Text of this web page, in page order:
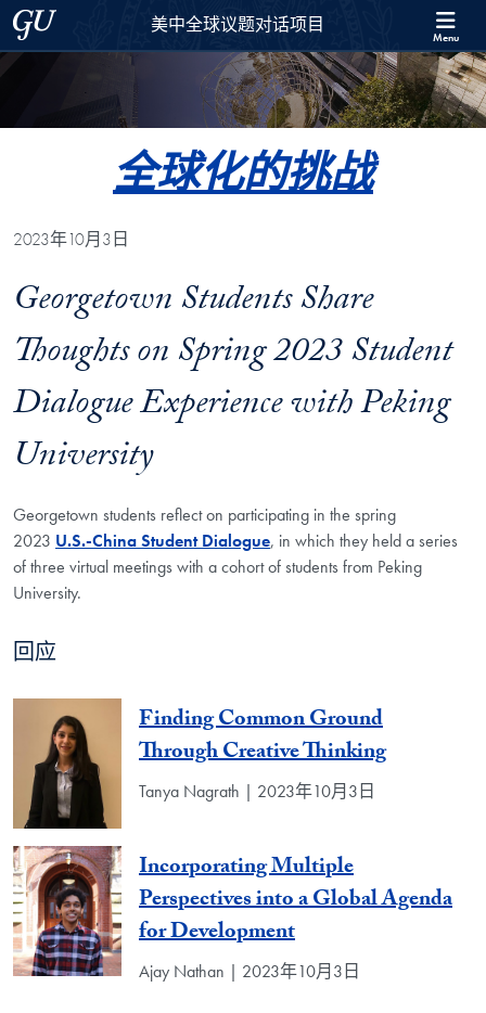
Skip to 美中全球议题对话项目 Full Site Menu
Skip to main content
Georgetown University美中全球议题对话项目 Menu
全球化的挑战
2023年10月3日
Georgetown Students Share
Thoughts on Spring 2023 Student
Dialogue Experience with Peking
University
Georgetown students reflect on participating in the spring
2023 U.S.-China Student Dialogue, in which they held a series
of three virtual meetings with a cohort of students from Peking
University.
回应
Finding Common Ground
Through Creative Thinking
Tanya Nagrath | 2023年10月3日
Incorporating Multiple
Perspectives into a Global Agenda
for Development
Ajay Nathan | 2023年10月3日